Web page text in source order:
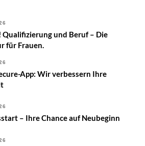
Qualifizierung und Beruf – Die
für Frauen.
App: Wir verbessern Ihre
– Ihre Chance auf Neubeginn